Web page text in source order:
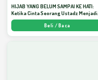
HIJAB YANG BELUM SAMPAI KE HATI:
Ketika Cinta Seorang Ustadz Menjadi
Cermin yang Paling Kejam - Arda
Beli / Baca